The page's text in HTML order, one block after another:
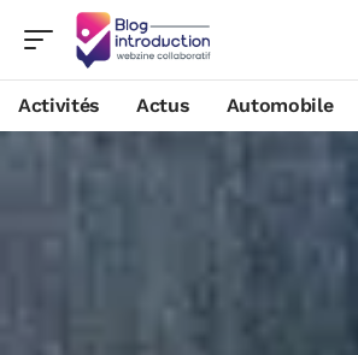
Activités Actus Automobile